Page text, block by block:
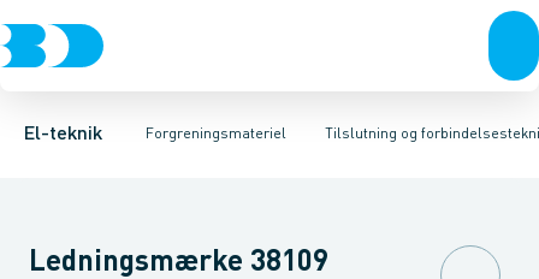
El-teknik Forgreningsmateriel
Afbrydere, stikkontakter & lampeudtagForgreningsmateriel
Tilslutning og
KabelgennemføringsmaterielRækkeklemmerTilslutning og
Krone- og samlemuffeTapePreskabelsko AL Isoleret
Ledningsmærke 38109